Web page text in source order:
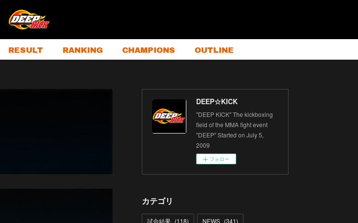
RESULT RANKING CHAMPIONS OUTLINE
DEEP☆KICK
"DEEP KICK" The kickboxing
field of the MMA fight event
"DEEP" Started on July 5,
2009
フォロー
カテゴリ
試合結果 (118) NEWS (341)